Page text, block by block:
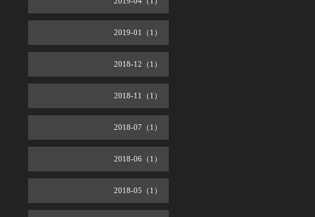
2019-01（1）
2018-12（1）
2018-11（1）
2018-07（1）
2018-06（1）
2018-05（1）